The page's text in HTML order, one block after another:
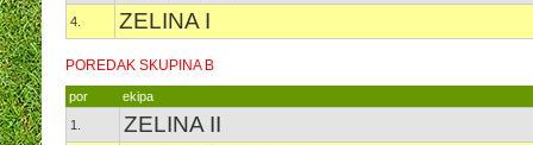
4. ZELINA I
POREDAK SKUPINA B
por
ekipa
1.
ZELINA II